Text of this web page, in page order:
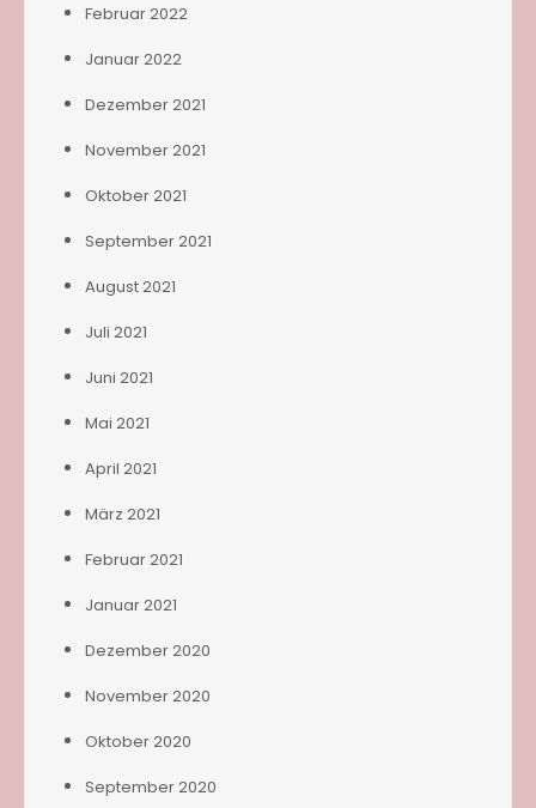
Februar 2022
Januar 2022
Dezember 2021
November 2021
Oktober 2021
September 2021
August 2021
Juli 2021
Juni 2021
Mai 2021
April 2021
März 2021
Februar 2021
Januar 2021
Dezember 2020
November 2020
Oktober 2020
September 2020